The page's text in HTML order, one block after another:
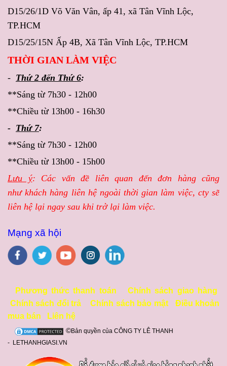
D15/26/1D Võ Văn Vân, ấp 41, xã Tân Vĩnh Lộc,
TP.HCM
D15/25/15N Ấp 4B, Xã Tân Vĩnh Lộc, TP.HCM
THỜI GIAN LÀM VIỆC
- Thứ 2 đến Thứ 6:
**Sáng từ 7h30 - 12h00
**Chiều từ 13h00 - 16h30
- Thứ 7:
**Sáng từ 7h30 - 12h00
**Chiều từ 13h00 - 15h00
Lưu ý: Các vấn đề liên quan đến đơn hàng cũng
như khách hàng liên hệ ngoài thời gian làm việc, cty sẽ
liên hệ lại ngay sau khi trở lại làm việc.
Mạng xã hội
Phương thức thanh toán
Chính sách giao hàng
Chính sách đổi trả
Chính sách bảo mật
Điều khoản
mua bán
Liên hệ
©Bản quyền của CÔNG TY LÊ THANH
- LETHANHGIASI.VN